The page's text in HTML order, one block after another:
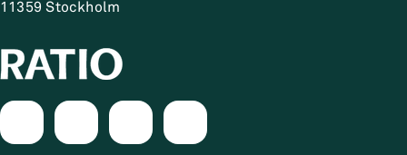
11359 Stockholm